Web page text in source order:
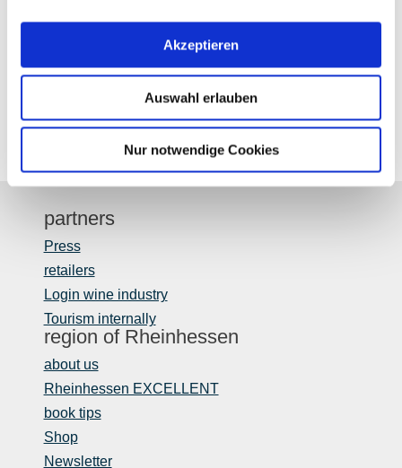
Akzeptieren
Auswahl erlauben
Nur notwendige Cookies
basic texts
partners
Press
retailers
Login wine industry
Tourism internally
region of Rheinhessen
about us
Rheinhessen EXCELLENT
book tips
Shop
Newsletter